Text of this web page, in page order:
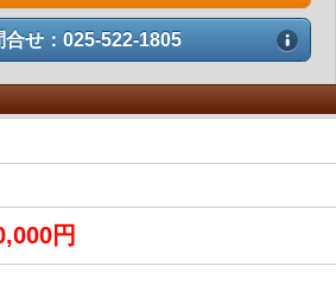
合せ：025-522-1805
円